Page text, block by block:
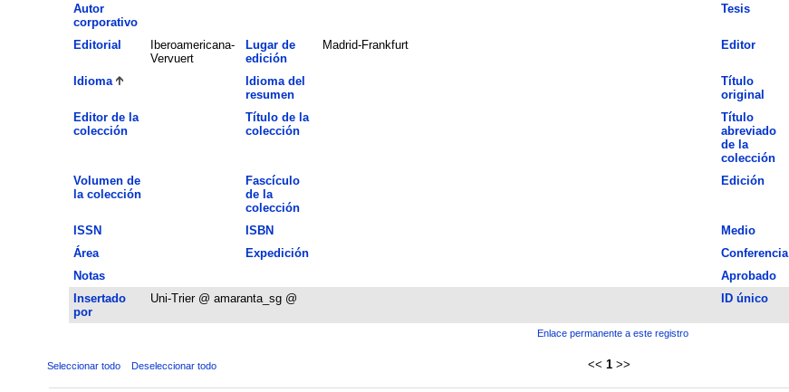
Autor
corporativo
Tesis
Editorial
Iberoamericana-
Vervuert
Lugar de
edición
Madrid-Frankfurt Editor
Idioma
Idioma del
resumen
Título
original
Editor de la
colección
Título de la
colección
Título
abreviado
de la
colección
Volumen de
la colección
Fascículo
de la
colección
Edición
ISSN ISBN
Medio
Área
Expedición
Conferencia
Notas
Aprobado
Insertado
por
Uni-Trier @ amaranta_sg @ ID único
Enlace permanente a este registro
Seleccionar todo Deseleccionar todo << 1 >>